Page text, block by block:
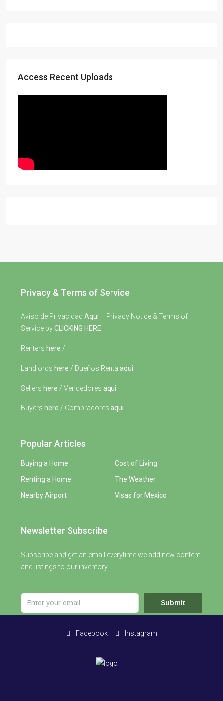
Access Recent Uploads
Privacy & Terms of Service
Aviso de Privacidad Aqui – Privacy Notice & Terms of
Service byCLICKING HERE
Renters here /
Landlords here / Dueños Renta aqui
Sellers here / Vendedores aqui
Buyers here / Compradores aqui
Popular Articles
Buying a Home
Renting a Home
Nearby Airport
Cost of Living
The Weather
Visas for Mexico
Newsletter Subscribe
Subscribe and get an email everytime we add new content
and listings to our inventory.
Submit
Facebook Instagram